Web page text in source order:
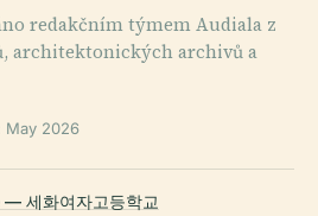
redakčním týmem Audiala z
architektonických archivů a
May 2026
세화여자고등학교